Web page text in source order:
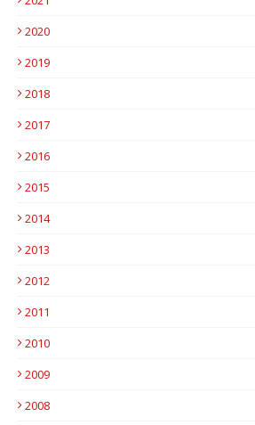
2020
2019
2018
2017
2016
2015
2014
2013
2012
2011
2010
2009
2008